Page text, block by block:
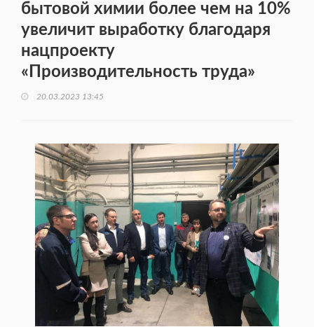
бытовой химии более чем на 10%
увеличит выработку благодаря
нацпроекту
«Производительность труда»
20.03.2023 13:45